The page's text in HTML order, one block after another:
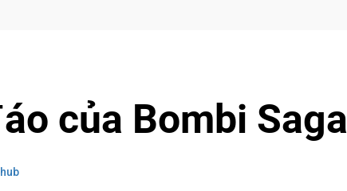
của Bombi Saga